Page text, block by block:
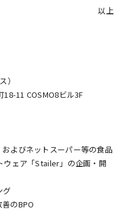
以上
）
11 COSMO8ビル3F
よびネットスーパー等の食品
ウェア「Stailer」の企画・開
グ
のBPO